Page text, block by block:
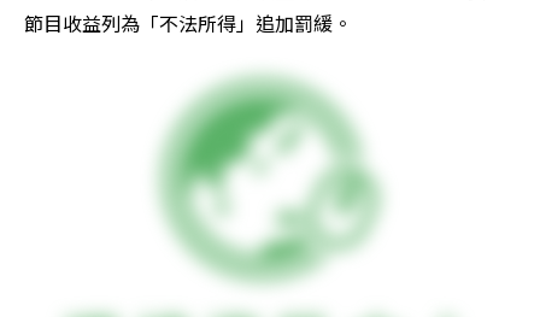
節目收益列為「不法所得」追加罰緩。